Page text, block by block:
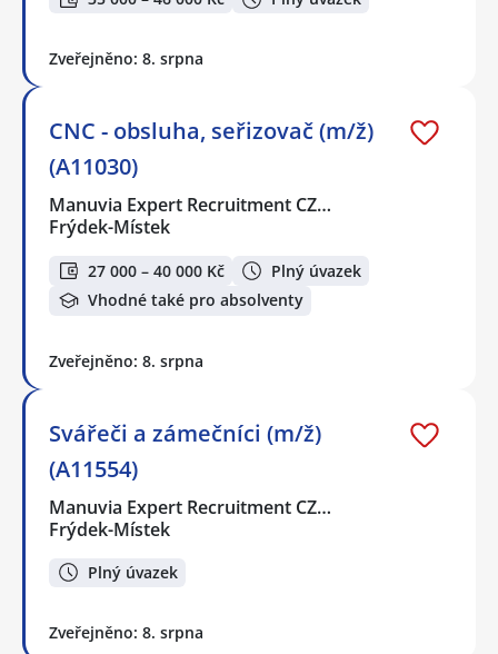
Zveřejněno: 8. srpna
CNC - obsluha, seřizovač (m/ž)
(A11030)
Manuvia Expert Recruitment CZ…
Frýdek-Místek
27 000 – 40 000 Kč
Plný úvazek
Vhodné také pro absolventy
Zveřejněno: 8. srpna
Svářeči a zámečníci (m/ž)
(A11554)
Manuvia Expert Recruitment CZ…
Frýdek-Místek
Plný úvazek
Zveřejněno: 8. srpna